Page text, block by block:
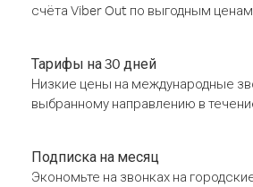
счёта Viber Out по выгодным
Тарифы на 30 дней
Низкие цены на международные
выбранному направлению в
Подписка на месяц
Экономьте на звонках на